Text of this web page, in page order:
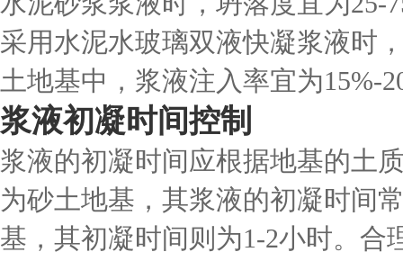
采用水泥水玻璃双液快凝浆液时
土地基中，浆液注入率宜为15%-
浆液初凝时间控制
浆液的初凝时间应根据地基的土
为砂土地基，其浆液的初凝时间
基，其初凝时间则为1-2小时。